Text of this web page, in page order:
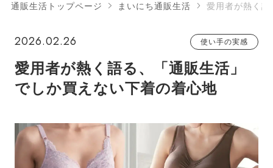
通販生活トップページ まいにち通販生活 愛用者が熱く
2026.02.26 使い手の実感
愛用者が熱く語る、「通販生活」
でしか買えない下着の着心地